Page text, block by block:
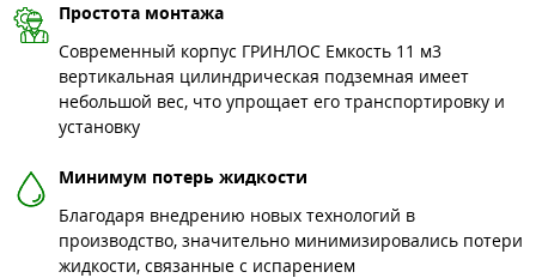
Простота монтажа
Современный корпус ГРИНЛОС Емкость 11 м3
вертикальная цилиндрическая подземная имеет
небольшой вес, что упрощает его транспортировку и
установку
Минимум потерь жидкости
Благодаря внедрению новых технологий в
производство, значительно минимизировались потери
жидкости, связанные с испарением